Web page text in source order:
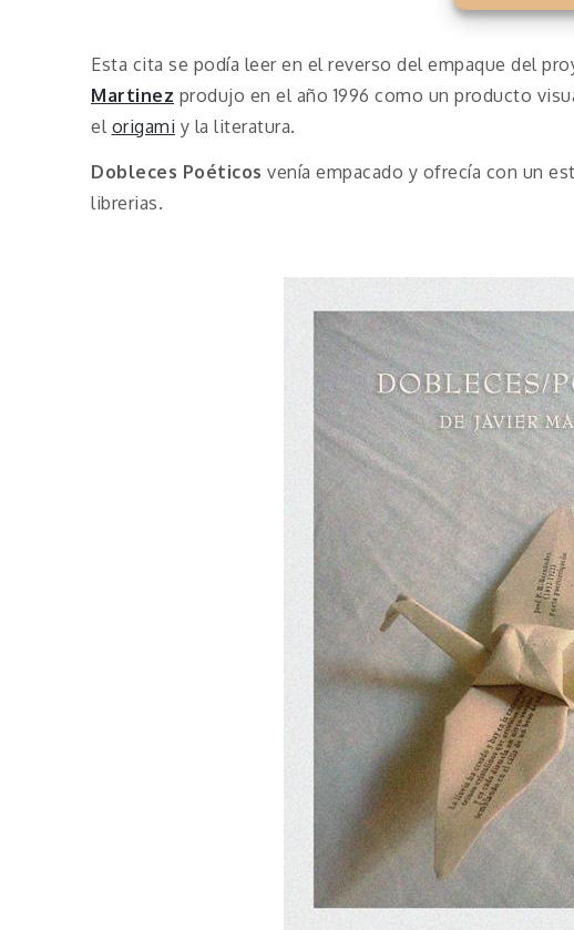
Esta cita se podía leer en el reverso del empaque del
Martinez produjo en el año 1996 como un producto
el origami y la literatura.
Dobleces Poéticos venía empacado y ofrecía con un
librerias.